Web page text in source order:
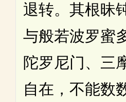
退转。其根昧
与般若波罗蜜
陀罗尼门、三
自在，不能数